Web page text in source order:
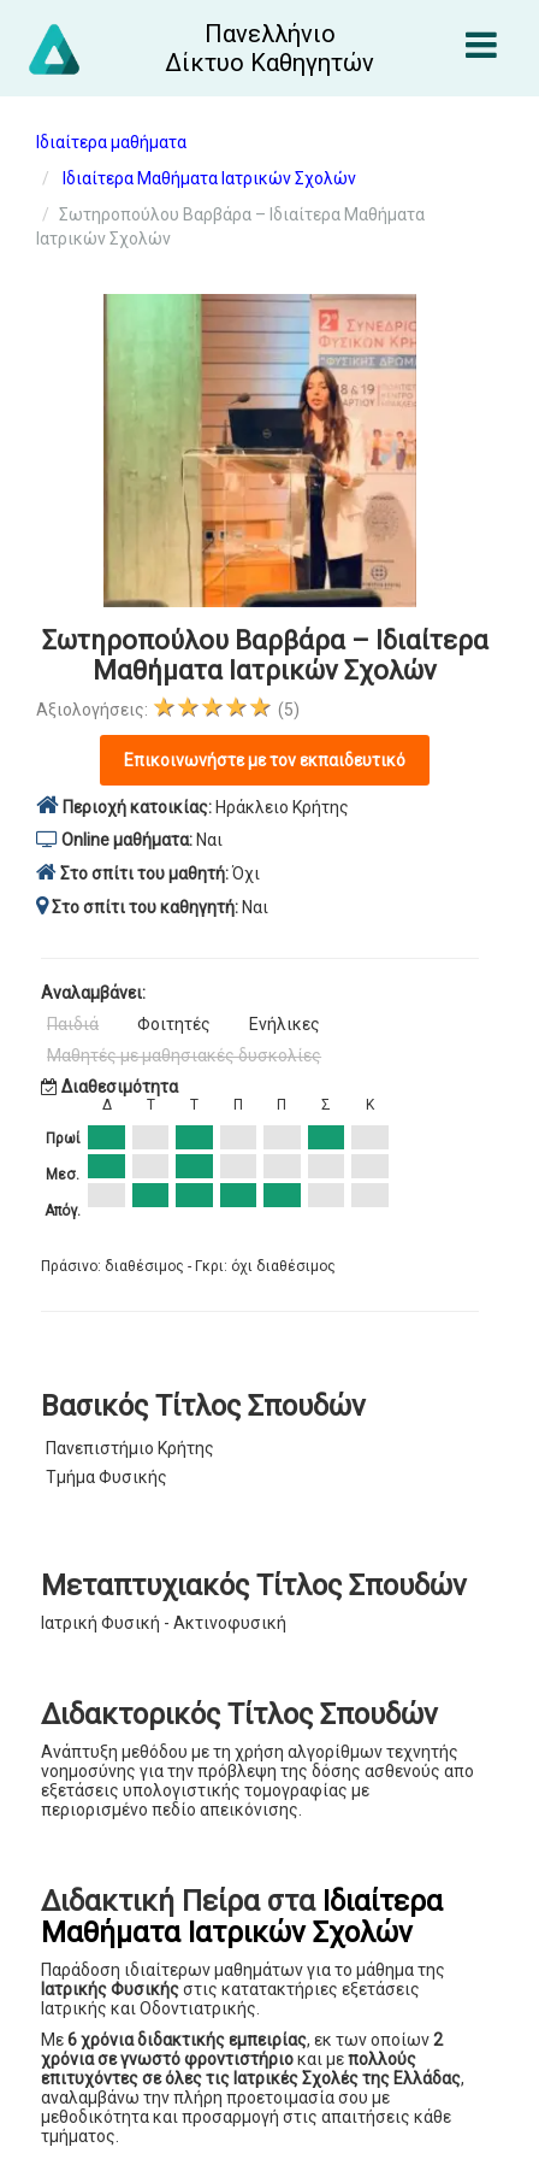
Πανελλήνιο
Δίκτυο Καθηγητών
Ιδιαίτερα μαθήματα
Ιδιαίτερα Μαθήματα Ιατρικών Σχολών
Σωτηροπούλου Βαρβάρα – Ιδιαίτερα Μαθήματα
Ιατρικών Σχολών
Σωτηροπούλου Βαρβάρα – Ιδιαίτερα
Μαθήματα Ιατρικών Σχολών
Αξιολογήσεις: ★★★★★ (5)
Επικοινωνήστε με τον εκπαιδευτικό
Περιοχή κατοικίας: Ηράκλειο Κρήτης
Online μαθήματα: Ναι
Στο σπίτι του μαθητή:Όχι
Στο σπίτι του καθηγητή: Ναι
Αναλαμβάνει:
Παιδιά
Φοιτητές
Ενήλικες
Μαθητές με μαθησιακές δυσκολίες
Διαθεσιμότητα
Πρωί
Μεσ.
Απόγ.
Δ Τ Τ Π Π Σ Κ
Πράσινο: διαθέσιμος - Γκρι: όχι διαθέσιμος
Βασικός Τίτλος Σπουδών
Πανεπιστήμιο Κρήτης
Τμήμα Φυσικής
Μεταπτυχιακός Τίτλος Σπουδών
Ιατρική Φυσική - Ακτινοφυσική
Διδακτορικός Τίτλος Σπουδών
Ανάπτυξη μεθόδου με τη χρήση αλγορίθμων τεχνητής
νοημοσύνης για την πρόβλεψη της δόσης ασθενούς απο
εξετάσεις υπολογιστικής τομογραφίας με
περιορισμένο πεδίο απεικόνισης.
Διδακτική Πείρα στα Ιδιαίτερα
Μαθήματα Ιατρικών Σχολών
Παράδοση ιδιαίτερων μαθημάτων για το μάθημα της
Ιατρικής Φυσικήςστις κατατακτήριες εξετάσεις
Ιατρικής και Οδοντιατρικής.
Με6 χρόνια διδακτικής εμπειρίας, εκ των οποίων2
χρόνια σε γνωστό φροντιστήριοκαι μεπολλούς
επιτυχόντες σε όλες τις Ιατρικές Σχολές της Ελλάδας,
αναλαμβάνω την πλήρη προετοιμασία σου με
μεθοδικότητα και προσαρμογή στις απαιτήσεις κάθε
τμήματος.